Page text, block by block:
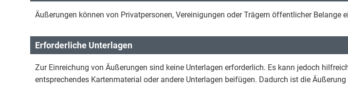
Äußerungen können von Privatpersonen, Vereinigungen oder Trägern öffentlicher Belange
Erforderliche Unterlagen
Zur Einreichung von Äußerungen sind keine Unterlagen erforderlich. Es kann jedoch
entsprechendes Kartenmaterial oder andere Unterlagen beifügen. Dadurch ist die